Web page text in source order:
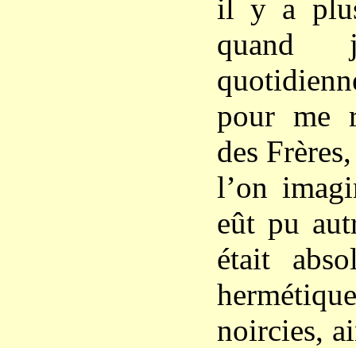
il y a
quand
pour me
des
l’on
eût pu
était
noircies,